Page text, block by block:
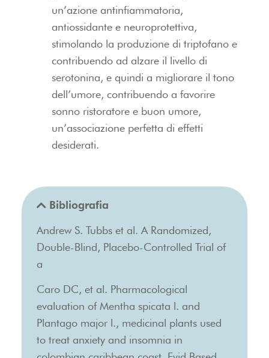
un’azione antinfiammatoria,
antiossidante e neuroprotettiva,
stimolando la produzione di triptofano e
contribuendo ad alzare il livello di
serotonina, e quindi a migliorare il tono
dell’umore, contribuendo a favorire
sonno ristoratore e buon umore,
un’associazione perfetta di effetti
desiderati.
Bibliografia
Andrew S. Tubbs et al. A Randomized,
Double-Blind, Placebo-Controlled Trial of
a
Caro DC, et al. Pharmacological
evaluation of Mentha spicata l. and
Plantago major l., medicinal plants used
to treat anxiety and insomnia in